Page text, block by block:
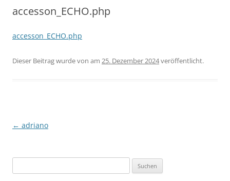
accesson_ECHO.php
accesson_ECHO.php
Dieser Beitrag wurdevon am 25. Dezember 2024veröffentlicht.
Beitragsnavigation
← adriano
nach: